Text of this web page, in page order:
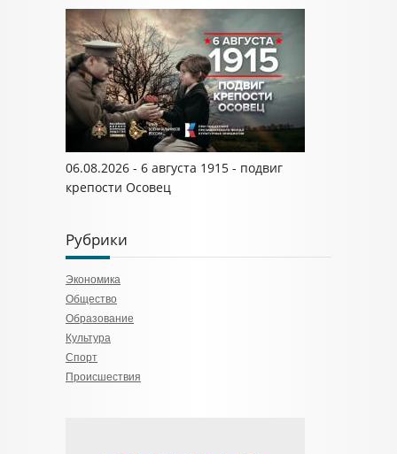
06.08.2026 - 6 августа 1915 - подвиг
крепости Осовец
Рубрики
Экономика
Общество
Образование
Культура
Спорт
Происшествия